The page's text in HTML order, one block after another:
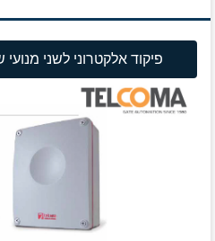
פיקוד אלקטרוני לשני